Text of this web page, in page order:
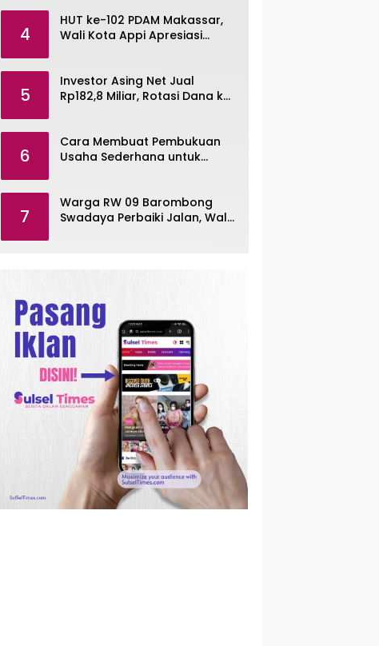
4
HUT ke-102 PDAM Makassar,
Wali Kota Appi Apresiasi
5
Investor Asing Net Jual
Rp182,8 Miliar, Rotasi Dana ke
6
Cara Membuat Pembukuan
Usaha Sederhana untuk
7
Warga RW 09 Barombong
Swadaya Perbaiki Jalan, Wali